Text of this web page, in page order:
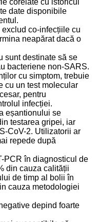
corelate cu istoricul
date disponibile
co-infecțiile cu
neapărat dacă o
sunt destinate să se
bacteriene non-SARS.
cu simptom, trebuie
cu un test molecular
pentru
infecției.
eșantionului se
testarea gripei, iar
CoV-2. Utilizatorii ar
repede după
PCR în diagnosticul de
din cauza calității
de timp al bolii în
cauza metodologiei
depind foarte